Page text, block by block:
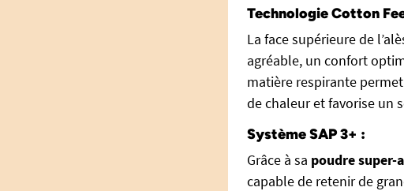
Technologie Cotton
La face supérieure de
agréable, un confort
matière respirante
de chaleur et favorise un
Système SAP 3+ :
Grâce à sa poudre super-
capable de retenir de